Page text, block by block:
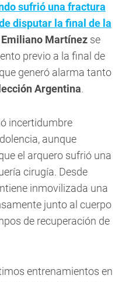
sufrió una fractura
disputar la final de la
Emiliano Martínez se
previo a la final de
generó alarma tanto
Argentina.
incertidumbre
aunque
el arquero sufrió una
cirugía. Desde
inmovilizada una
junto al cuerpo
de recuperación de
entrenamientos en